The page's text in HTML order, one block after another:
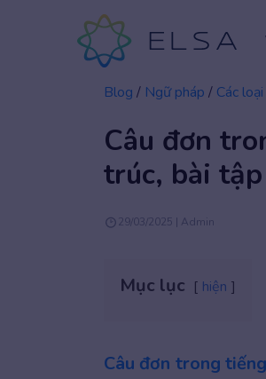
Blog / Ngữ pháp / Các
Câu đơn
trúc, bài tập
29/03/2025 | Admin
Mục lục hiện
Câu đơn trong